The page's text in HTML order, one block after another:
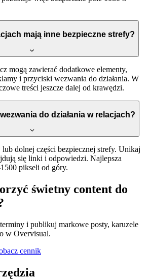
mają inne bezpieczne strefy?
mogą zawierać dodatkowe elementy,
i przyciski wezwania do działania. W
treści jeszcze dalej od krawędzi.
do działania w relacjach?
dolnej części bezpiecznej strefy. Unikaj
się linki i odpowiedzi. Najlepsza
pikseli od góry.
świetny content do
i publikuj markowe posty, karuzele
w Overvisual.
cennik